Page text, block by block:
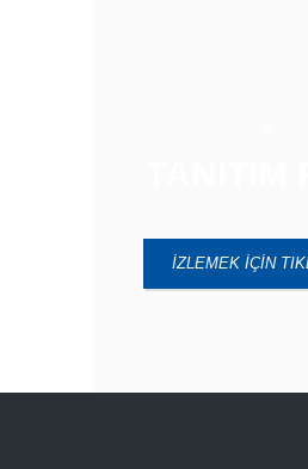
İZLEMEK İÇİN